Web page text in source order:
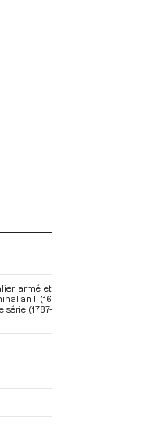
armé et
an II (16
(1787-